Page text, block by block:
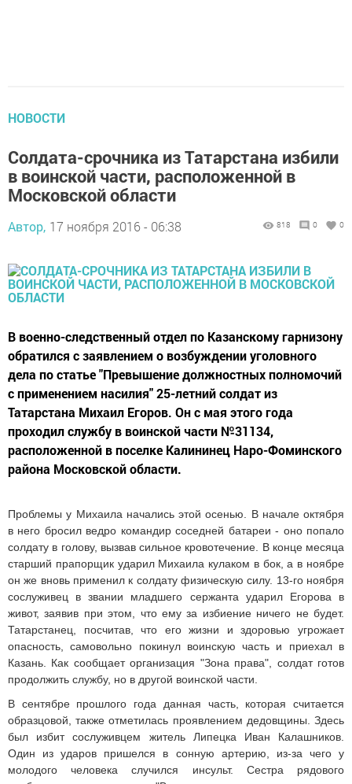
НОВОСТИ
Солдата-срочника из Татарстана избили
в воинской части, расположенной в
Московской области
Автор, 17 ноября 2016 - 06:38 818 0 0
В военно-следственный отдел по Казанскому гарнизону
обратился с заявлением о возбуждении уголовного
дела по статье "Превышение должностных полномочий
с применением насилия" 25-летний солдат из
Татарстана Михаил Егоров. Он с мая этого года
проходил службу в воинской части №31134,
расположенной в поселке Калининец Наро-Фоминского
района Московской области.
Проблемы у Михаила начались этой осенью. В начале октября
в него бросил ведро командир соседней батареи - оно попало
солдату в голову, вызвав сильное кровотечение. В конце месяца
старший прапорщик ударил Михаила кулаком в бок, а в ноябре
он же вновь применил к солдату физическую силу. 13-го ноября
сослуживец в звании младшего сержанта ударил Егорова в
живот, заявив при этом, что ему за избиение ничего не будет.
Татарстанец, посчитав, что его жизни и здоровью угрожает
опасность, самовольно покинул воинскую часть и приехал в
Казань. Как сообщает организация "Зона права", солдат готов
продолжить службу, но в другой воинской части.
В сентябре прошлого года данная часть, которая считается
образцовой, также отметилась проявлением дедовщины. Здесь
был избит сослуживцем житель Липецка Иван Калашников.
Один из ударов пришелся в сонную артерию, из-за чего у
молодого человека случился инсульт. Сестра рядового